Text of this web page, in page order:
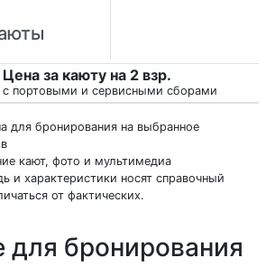
Цена за каюту на 2 взр.
с портовыми и сервисными сборами
для бронирования на выбранное
кают, фото и мультимедиа
и характеристики носят справочный
от фактических.
бронирования